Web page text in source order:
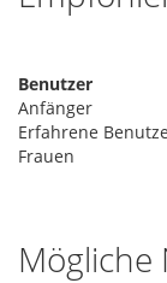
Benutzer
Anfänger
Erfahrene
Frauen
Mögliche